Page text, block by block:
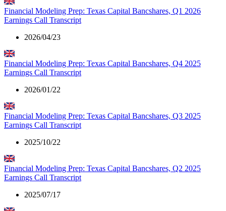
Financial Modeling Prep: Texas Capital Bancshares, Q1 2026
Earnings Call Transcript
2026/04/23
Financial Modeling Prep: Texas Capital Bancshares, Q4 2025
Earnings Call Transcript
2026/01/22
Financial Modeling Prep: Texas Capital Bancshares, Q3 2025
Earnings Call Transcript
2025/10/22
Financial Modeling Prep: Texas Capital Bancshares, Q2 2025
Earnings Call Transcript
2025/07/17